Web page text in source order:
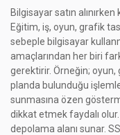
Bilgisayar satın
Eğitim, iş, oyun, grafik
sebeple bilgisayar
amaçlarından her biri
gerektirir. Örneğin;
planda bulunduğu
sunmasına özen
dikkat etmek faydalı
depolama alanı sunar.